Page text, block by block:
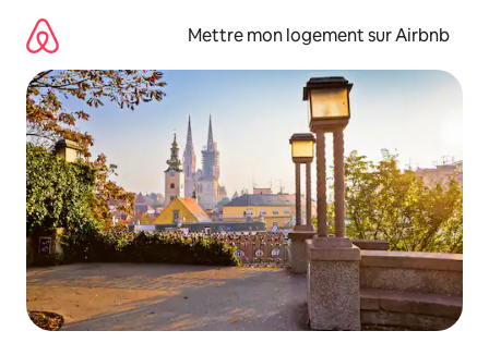
directement
contenu
Mettre mon logement sur Airbnb